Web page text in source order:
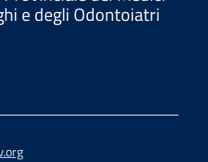
e degli Odontoiatri